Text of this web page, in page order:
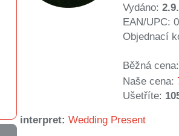
Vydáno:
EAN/UPC:
Objednací
Běžná cena:
Naše cena:
Ušetříte:
interpret: Wedding Present